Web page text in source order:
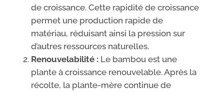
de croissance. Cette rapidité de croissance
permet une production rapide de
matériau, réduisant ainsi la pression sur
d’autres ressources naturelles.
Renouvelabilité : Le bambou est une
plante à croissance renouvelable. Après la
récolte, la plante-mère continue de